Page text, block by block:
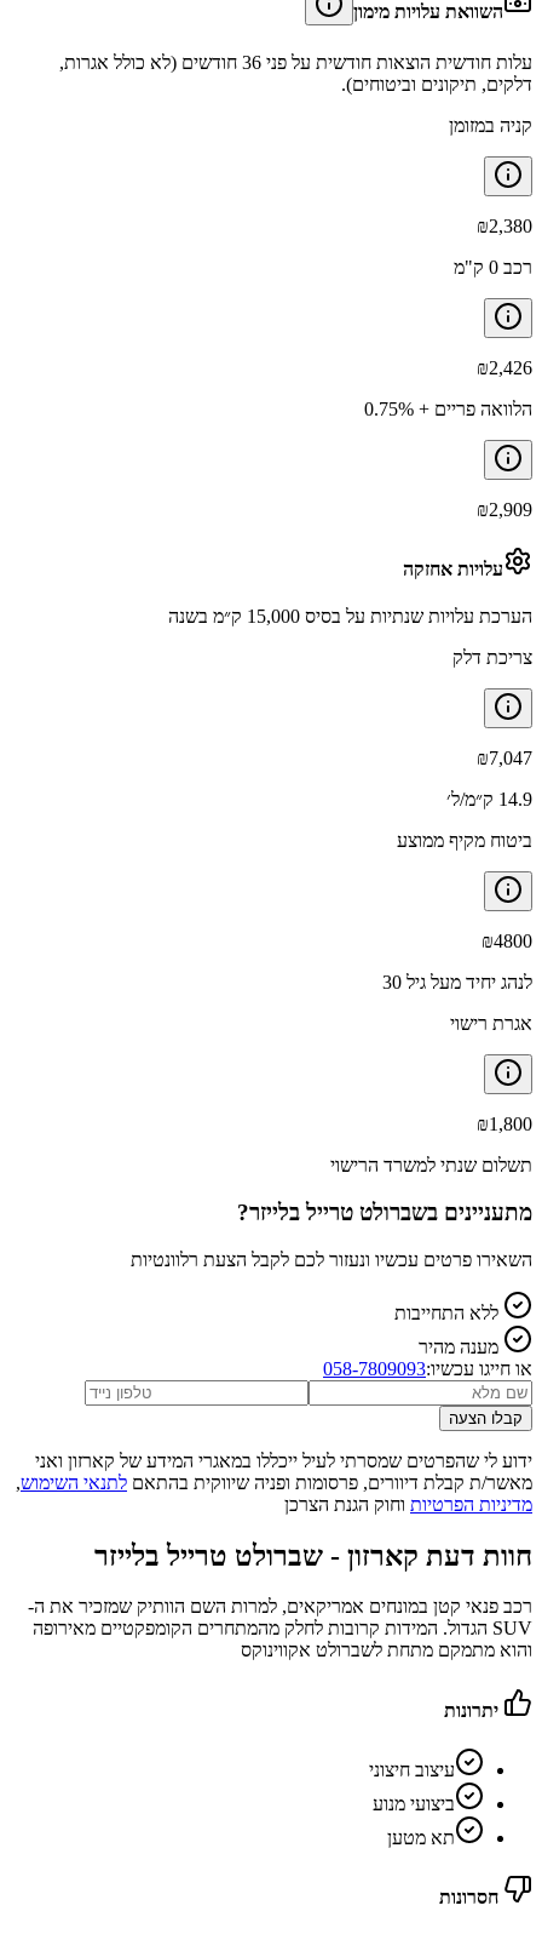
השוואת עלויות מימון
עלות חודשית הוצאות חודשית על פני 36 חודשים (לא כולל אגרות,
דלקים, תיקונים וביטוחים).
קניה במזומן
₪2,380
רכב 0 ק"מ
₪2,426
הלוואה פריים + 0.75%
₪2,909
עלויות אחזקה
הערכת עלויות שנתיות על בסיס 15,000 ק״מ בשנה
צריכת דלק
₪7,047
14.9 ק״מ/ל׳
ביטוח מקיף ממוצע
₪4800
לנהג יחיד מעל גיל 30
אגרת רישוי
₪1,800
תשלום שנתי למשרד הרישוי
מתעניינים בשברולט טרייל בלייזר?
השאירו פרטים עכשיו ונעזור לכם לקבל הצעת רלוונטיות
ללא התחייבות
מענה מהיר
או חייגו עכשיו:058-7809093
קבלו הצעה
ידוע לי שהפרטים שמסרתי לעיל ייכללו במאגרי המידע של קארזון ואני
מאשר/ת קבלת דיוורים, פרסומות ופניה שיווקית בהתאם לתנאי השימוש,
מדיניות הפרטיות וחוק הגנת הצרכן
חוות דעת קארזון - שברולט טרייל בלייזר
רכב פנאי קטן במונחים אמריקאים, למרות השם הוותיק שמזכיר את ה-
SUV הגדול. המידות קרובות לחלק מהמתחרים הקומפקטיים מאירופה
והוא מתמקם מתחת לשברולט אקווינוקס
יתרונות
עיצוב חיצוני
ביצועי מנוע
תא מטען
חסרונות